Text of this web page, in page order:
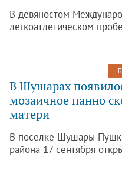
В девяностом
легкоатлетическом
сообщается на
Администрации Санкт-
В Шушарах
мозаичное панно
матери
В поселке Шушары
района 17 сентября